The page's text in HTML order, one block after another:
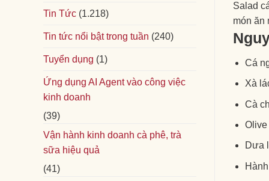
Tin Tức (1.218)
Tin tức nổi bật trong tuần (240)
Tuyển dụng (1)
Ứng dụng AI Agent vào công việc
kinh doanh
(39)
Vận hành kinh doanh cà phê, trà
sữa hiệu quả
(41)
Salad
món ăn
Cá
Xà
Cà
Olive
Dưa